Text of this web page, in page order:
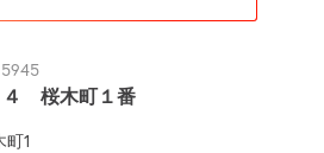
４ 桜木町１番
1